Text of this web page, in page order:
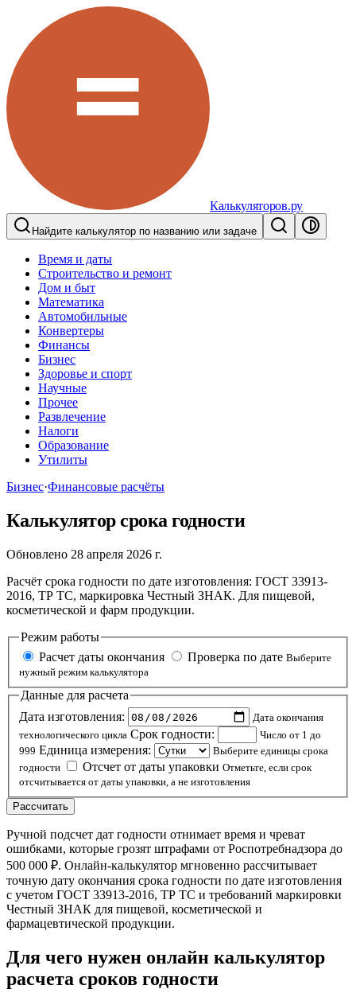
Калькуляторов.ру
Найдите калькулятор по названию или задаче
Время и даты
Строительство и ремонт
Дом и быт
Математика
Автомобильные
Конвертеры
Финансы
Бизнес
Здоровье и спорт
Научные
Прочее
Развлечение
Налоги
Образование
Утилиты
Бизнес·Финансовые расчёты
Калькулятор срока годности
Обновлено 28 апреля 2026 г.
Расчёт срока годности по дате изготовления: ГОСТ 33913-
2016, ТР ТС, маркировка Честный ЗНАК. Для пищевой,
косметической и фарм продукции.
Режим работы
Расчет даты окончания
Проверка по дате Выберите
нужный режим калькулятора
Данные для расчета
Дата изготовления:
Дата окончания
технологического цикла Срок годности:
Число от 1 до
999 Единица измерения:
Выберите единицы срока
годности
Отсчет от даты упаковки Отметьте, если срок
отсчитывается от даты упаковки, а не изготовления
Рассчитать
Ручной подсчет дат годности отнимает время и чреват
ошибками, которые грозят штрафами от Роспотребнадзора до
500 000 ₽. Онлайн-калькулятор мгновенно рассчитывает
точную дату окончания срока годности по дате изготовления
с учетом ГОСТ 33913-2016, ТР ТС и требований маркировки
Честный ЗНАК для пищевой, косметической и
фармацевтической продукции.
Для чего нужен онлайн калькулятор
расчета сроков годности